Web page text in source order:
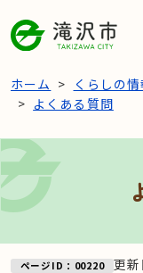
ホーム くらしの情
よくある質問
ページID：00220 更新